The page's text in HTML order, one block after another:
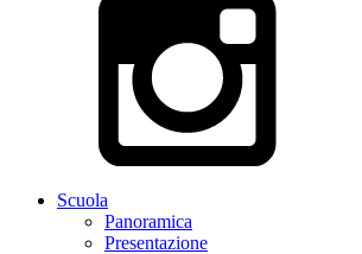
Scuola
Panoramica
Presentazione